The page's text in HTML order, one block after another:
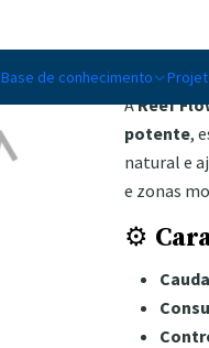
Base de conhecimento
AReef
potente,
natural e
e zonas
⚙️